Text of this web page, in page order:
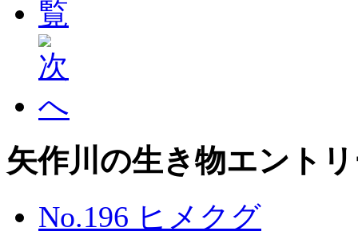
矢作川の生き物エント
No.196 ヒメクグ